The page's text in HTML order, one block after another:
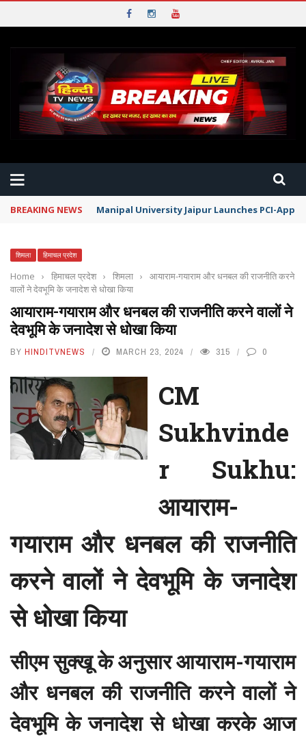
BREAKING NEWS Manipal University Jaipur Launches PCI-
शिमला हिमाचल प्रदेश
Home › हिमाचल प्रदेश › शिमला ›
आयाराम-गयाराम और धनबल की राजनीति करने
वालों ने देवभूमि के जनादेश से धोखा किया
आयाराम-गयाराम और धनबल की राजनीति करने वालों ने
देवभूमि के जनादेश से धोखा किया
BY HINDITVNEWS MARCH 23, 2024 315 0
CM
Sukhvinde
r Sukhu:
आयाराम-
गयाराम और धनबल की राजनीति
करने वालों ने देवभूमि के जनादेश
से धोखा किया
सीएम सुक्खू के अनुसार आयाराम-गयाराम
और धनबल की राजनीति करने वालों ने
देवभूमि के जनादेश से धोखा करके आज